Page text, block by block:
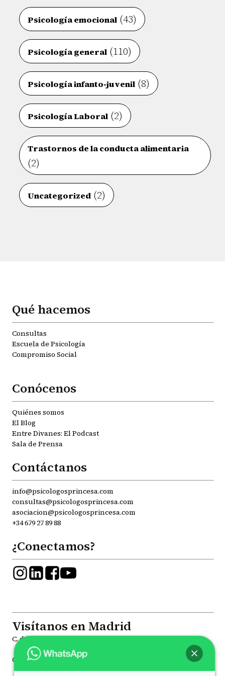
Psicología emocional (43)
Psicología general (110)
Psicología infanto-juvenil (8)
Psicología Laboral (2)
Trastornos de la conducta alimentaria
(2)
Uncategorized (2)
Qué hacemos
Consultas
Escuela de Psicología
Compromiso Social
Conócenos
Quiénes somos
El Blog
Entre Divanes: El Podcast
Sala de Prensa
Contáctanos
info@psicologosprincesa.com
consultas@psicologosprincesa.com
asociacion@psicologosprincesa.com
+34 679 27 89 88
¿Conectamos?
Visítanos en Madrid
C. de la Princesa, 81, Moncloa - Aravaca, 28008
C. de Joaquín María López, 41, Chamberí, 28015